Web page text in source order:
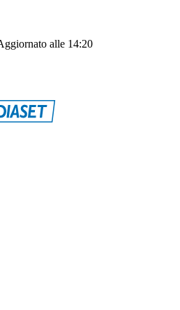
alle 14:20